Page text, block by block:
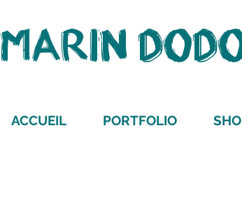
MARIN
ACCUEIL PORTFOLIO